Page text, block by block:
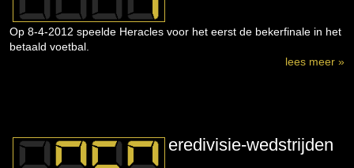
Op 8-4-2012 speelde Heracles voor het eerst de bekerfinale in het
betaald voetbal.
lees meer »
eredivisie-wedstrijden